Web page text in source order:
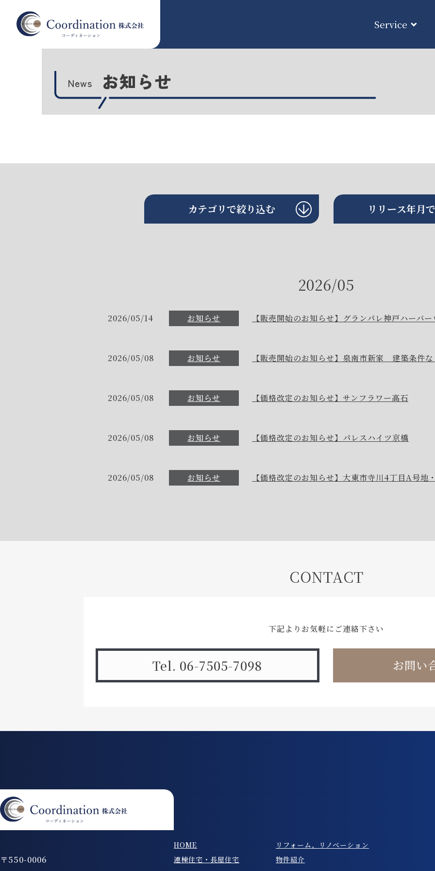
Service
News お知らせ
カテゴリで絞り込む リリース年月
2026/05
2026/05/14 お知らせ 【販売開始のお知らせ】グランパレ神戸ハーバ
2026/05/08 お知らせ 【販売開始のお知らせ】泉南市新家 建築条件
2026/05/08 お知らせ 【価格改定のお知らせ】サンフラワー高石
2026/05/08 お知らせ 【価格改定のお知らせ】パレスハイツ京橋
2026/05/08 お知らせ 【価格改定のお知らせ】大東市寺川4丁目A号地
CONTACT
下記よりお気軽にご連絡下さい
Tel. 06-7505-7098 お問い
〒550-0006
HOME
連棟住宅・長屋住宅
リフォーム、リノベーション
物件紹介